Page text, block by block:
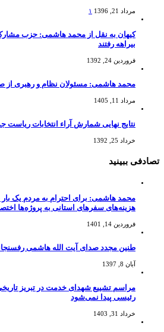
مرداد 21, 1396 ۱
کیهان به نقل از محمد هاشمی: حزب
بیراهه رفتند
فروردین 24, 1392
محمد هاشمی: مسئولان نظام و رهبری از
مرداد 11, 1405
نتایج نهایی شمارش آراء انتخابات ریاست
خرداد 25, 1392
تصادفی ببینید
محمد هاشمی: برای احترام به مردم یک
هزینه‌های سفرهای استانی به پروژه‌ها
فروردین 14, 1401
طنین مجدد صدای آیت الله هاشمی
آبان 8, 1397
مراسم تشییع شهدای خدمت در تبریز
رئیسی پیدا نمی‌شود
خرداد 31, 1403